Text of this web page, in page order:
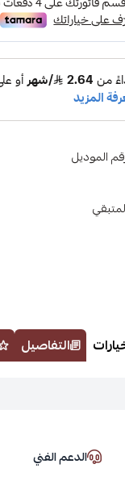
الموديل
التفاصيل
الدعم الفني